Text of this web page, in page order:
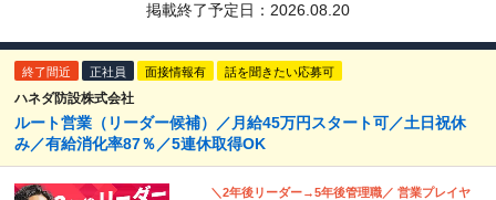
掲載終了予定日： 2026.08.20
終了間近 正社員 面接情報有 話を聞きたい応募可
ハネダ防設株式会社
ルート営業（リーダー候補）／月給45万円スタート可／土日祝休
み／有給消化率87％／5連休取得OK
＼2年後リーダー→5年後管理職／ 営業プレイヤ